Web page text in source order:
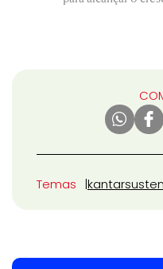
Temas kantar